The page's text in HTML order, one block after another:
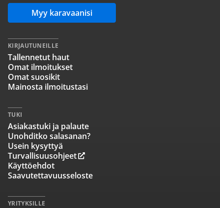
Myy karavaanisi
KIRJAUTUNEILLE
Tallennetut haut
Omat ilmoitukset
Omat suosikit
Mainosta ilmoitustasi
TUKI
Asiakastuki ja palaute
Unohditko salasanan?
Usein kysyttyä
Turvallisuusohjeet
Käyttöehdot
Saavutettavuusseloste
YRITYKSILLE